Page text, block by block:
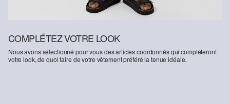
COMPLÉTEZ VOTRE LOOK
Nous avons sélectionné pour vous des articles coordonnés qui complèteront
votre look, de quoi faire de votre vêtement préféré la tenue idéale.